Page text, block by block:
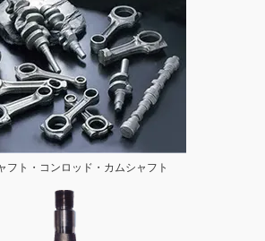
フト・コンロッド・カムシャフト